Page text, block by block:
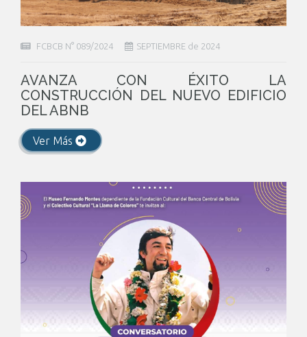
FCBCB N° 089/2024 SEPTIEMBRE de 2024
AVANZA CON ÉXITO LA
CONSTRUCCIÓN DEL NUEVO EDIFICIO
DEL ABNB
Ver Más